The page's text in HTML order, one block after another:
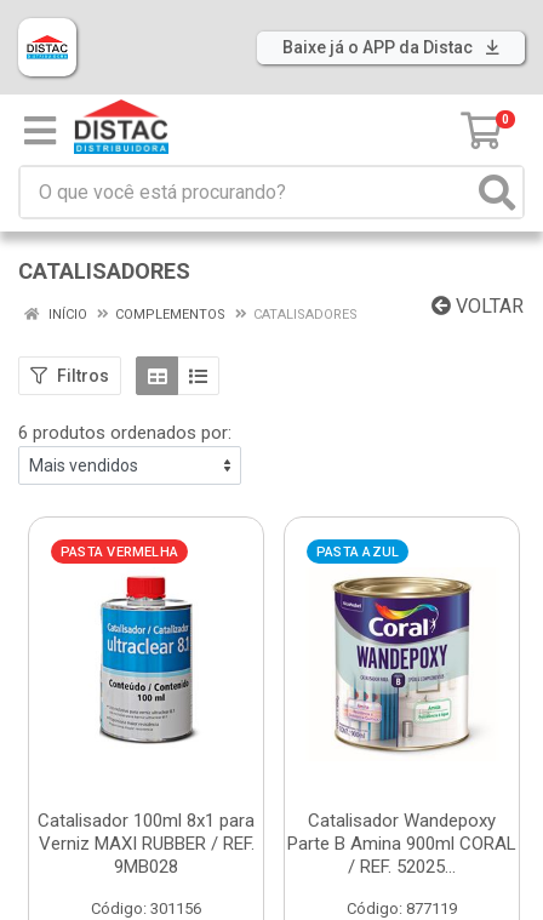
Baixe já o APP da Distac
0
CATALISADORES
VOLTAR
INÍCIO COMPLEMENTOS CATALISADORES
Filtros
6 produtos ordenados por:
PASTA VERMELHA
Catalisador 100ml 8x1 para
Verniz MAXI RUBBER / REF.
9MB028
Código: 301156
PASTA AZUL
Catalisador Wandepoxy
Parte B Amina 900ml CORAL
/ REF. 52025...
Código: 877119